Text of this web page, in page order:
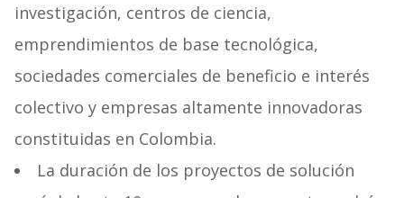
investigación, centros de ciencia,
emprendimientos de base tecnológica,
sociedades comerciales de beneficio e interés
colectivo y empresas altamente innovadoras
constituidas en Colombia.
La duración de los proyectos de solución